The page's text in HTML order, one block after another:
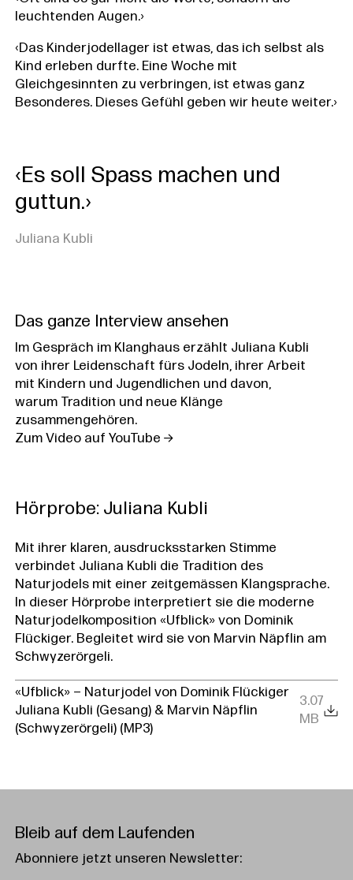
leuchtenden Augen.›
‹Das Kinderjodellager ist etwas, das ich selbst als
Kind erleben durfte. Eine Woche mit
Gleichgesinnten zu verbringen, ist etwas ganz
Besonderes. Dieses Gefühl geben wir heute weiter.›
‹Es soll Spass machen und
guttun.›
Juliana Kubli
Das ganze Interview ansehen
Im Gespräch im Klanghaus erzählt Juliana Kubli
von ihrer Leidenschaft fürs Jodeln, ihrer Arbeit
mit Kindern und Jugendlichen und davon,
warum Tradition und neue Klänge
zusammengehören.
Zum Video auf YouTube
Hörprobe: Juliana Kubli
Mit ihrer klaren, ausdrucksstarken Stimme
verbindet Juliana Kubli die Tradition des
Naturjodels mit einer zeitgemässen Klangsprache.
In dieser Hörprobe interpretiert sie die moderne
Naturjodelkomposition «Ufblick» von Dominik
Flückiger. Begleitet wird sie von Marvin Näpflin am
Schwyzerörgeli.
«Ufblick» – Naturjodel von Dominik Flückiger
Juliana Kubli (Gesang) & Marvin Näpflin
(Schwyzerörgeli) (MP3)
3.07
MB
Bleib auf dem Laufenden
Abonniere jetzt unseren Newsletter: